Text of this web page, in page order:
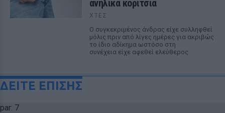
ανηλίκα κορίτσια
ΧΤΕΣ
Ο συγκεκριμένος άνδρας είχε συλληφθεί
μόλις πριν από λίγες ημέρες για ακριβώς
το ίδιο αδίκημα ωστόσο στη
συνέχεια είχε αφεθεί ελεύθερος
ΔΕΙΤΕ ΕΠΙΣΗΣ
par: 7